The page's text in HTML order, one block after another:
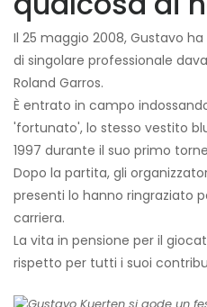
Il 25 maggio 2008, Gustavo
di singolare professionale
Roland Garros.
È entrato in campo
'fortunato', lo stesso vestito
1997 durante il suo primo
Dopo la partita, gli
presenti lo hanno ringraziato
carriera.
La vita in pensione per il
rispetto per tutti i suoi